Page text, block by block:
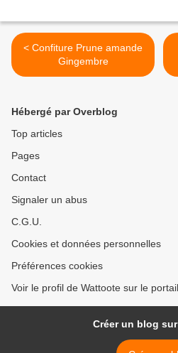
< Confiture Prune amande
Gingembre
Hébergé par Overblog
Top articles
Pages
Contact
Signaler un abus
C.G.U.
Cookies et données personnelles
Préférences cookies
Voir le profil de Wattoote sur le
Créer un blog